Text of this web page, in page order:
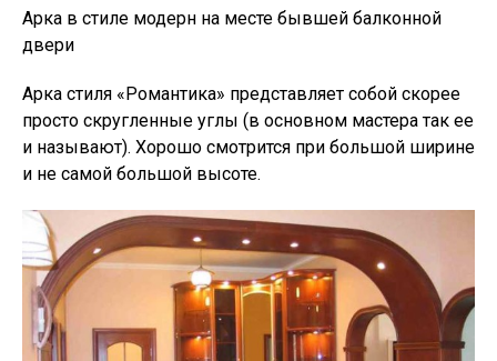
Арка в стиле модерн на месте бывшей балконной
двери
Арка стиля «Романтика» представляет собой скорее
просто скругленные углы (в основном мастера так ее
и называют). Хорошо смотрится при большой ширине
и не самой большой высоте.